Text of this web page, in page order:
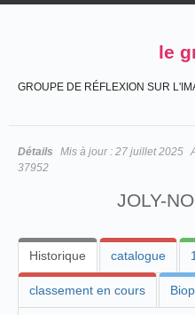
le
GROUPE DE RÉFLEXION SUR
Détails Mis à jour : 27 juillet 2025
37952
JOLY-
Historique catalogue
classement en cours